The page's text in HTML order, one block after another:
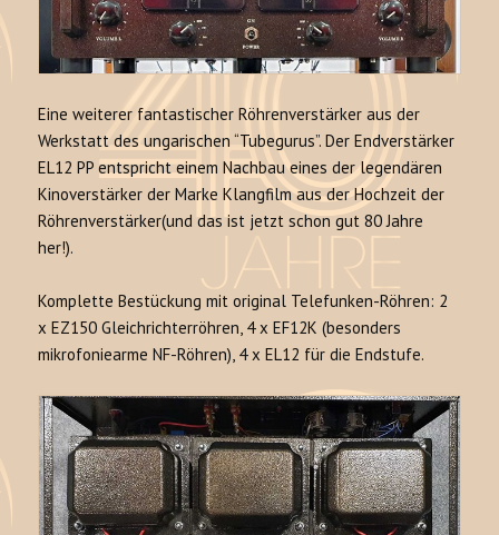
Eine weiterer fantastischer Röhrenverstärker aus der
Werkstatt des ungarischen “Tubegurus”. Der Endverstärker
EL12 PP entspricht einem Nachbau eines der legendären
Kinoverstärker der Marke Klangfilm aus der Hochzeit der
Röhrenverstärker(und das ist jetzt schon gut 80 Jahre
her!).
Komplette Bestückung mit original Telefunken-Röhren: 2
x EZ150 Gleichrichterröhren, 4 x EF12K (besonders
mikrofoniearme NF-Röhren), 4 x EL12 für die Endstufe.